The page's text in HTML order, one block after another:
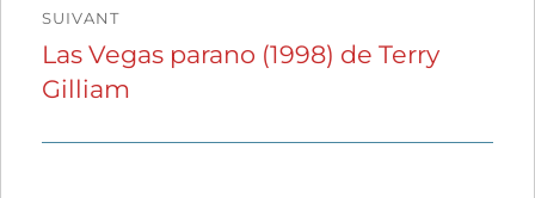
SUIVANT
Publication
suivante :
Las Vegas parano (1998) de Terry
Gilliam